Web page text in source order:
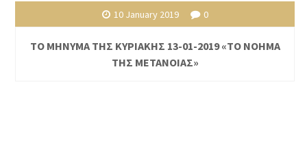
10 January 2019 0
ΤΟ ΜΗΝΥΜΑ ΤΗΣ ΚΥΡΙΑΚΗΣ 13-01-2019 «ΤΟ ΝΟΗΜΑ
ΤΗΣ ΜΕΤΑΝΟΙΑΣ»